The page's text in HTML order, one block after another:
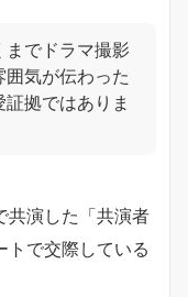
までドラマ撮影
気が伝わった
拠ではありま
共演した「共演者
トで交際している